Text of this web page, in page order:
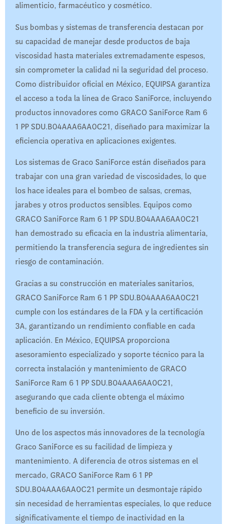
alimenticio, farmacéutico y cosmético.
Sus bombas y sistemas de transferencia destacan por
su capacidad de manejar desde productos de baja
viscosidad hasta materiales extremadamente espesos,
sin comprometer la calidad ni la seguridad del proceso.
Como distribuidor oficial en México, EQUIPSA garantiza
el acceso a toda la línea de Graco SaniForce, incluyendo
productos innovadores como GRACO SaniForce Ram 6
1 PP SDU.B04AAA6AA0C21, diseñado para maximizar la
eficiencia operativa en aplicaciones exigentes.
Los sistemas de Graco SaniForce están diseñados para
trabajar con una gran variedad de viscosidades, lo que
los hace ideales para el bombeo de salsas, cremas,
jarabes y otros productos sensibles. Equipos como
GRACO SaniForce Ram 6 1 PP SDU.B04AAA6AA0C21
han demostrado su eficacia en la industria alimentaria,
permitiendo la transferencia segura de ingredientes sin
riesgo de contaminación.
Gracias a su construcción en materiales sanitarios,
GRACO SaniForce Ram 6 1 PP SDU.B04AAA6AA0C21
cumple con los estándares de la FDA y la certificación
3A, garantizando un rendimiento confiable en cada
aplicación. En México, EQUIPSA proporciona
asesoramiento especializado y soporte técnico para la
correcta instalación y mantenimiento de GRACO
SaniForce Ram 6 1 PP SDU.B04AAA6AA0C21,
asegurando que cada cliente obtenga el máximo
beneficio de su inversión.
Uno de los aspectos más innovadores de la tecnología
Graco SaniForce es su facilidad de limpieza y
mantenimiento. A diferencia de otros sistemas en el
mercado, GRACO SaniForce Ram 6 1 PP
SDU.B04AAA6AA0C21 permite un desmontaje rápido
sin necesidad de herramientas especiales, lo que reduce
significativamente el tiempo de inactividad en la